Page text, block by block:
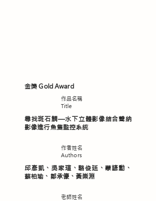
金獎 Gold Award
​作品名稱
Title
尋找斑石鯛—水下立體影像結合聲納
影像進行魚隻監控系統
作者姓名
Authors
邱彥凱、吳家瑄、駱俊廷、蒙諺勳、
蘇柏瑜、鄒承儫、黃崇淵
老師姓名